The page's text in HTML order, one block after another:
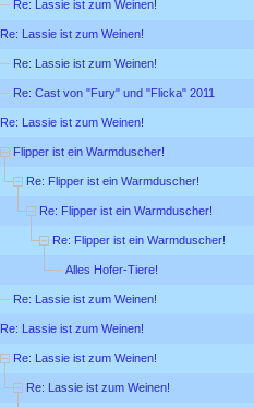
Re: Lassie ist zum Weinen!
Re: Lassie ist zum Weinen!
Re: Lassie ist zum Weinen!
Re: Cast von "Fury" und "Flicka" 2011
Re: Lassie ist zum Weinen!
Flipper ist ein Warmduscher!
Re: Flipper ist ein Warmduscher!
Re: Flipper ist ein Warmduscher!
Re: Flipper ist ein Warmduscher!
Alles Hofer-Tiere!
Re: Lassie ist zum Weinen!
Re: Lassie ist zum Weinen!
Re: Lassie ist zum Weinen!
Re: Lassie ist zum Weinen!